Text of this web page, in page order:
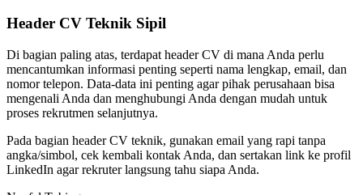
Header CV Teknik Sipil
Di bagian paling atas, terdapat header CV di mana Anda perlu
mencantumkan informasi penting seperti nama lengkap, email, dan
nomor telepon. Data-data ini penting agar pihak perusahaan bisa
mengenali Anda dan menghubungi Anda dengan mudah untuk
proses rekrutmen selanjutnya.
Pada bagian header CV teknik, gunakan email yang rapi tanpa
angka/simbol, cek kembali kontak Anda, dan sertakan link ke profil
LinkedIn agar rekruter langsung tahu siapa Anda.